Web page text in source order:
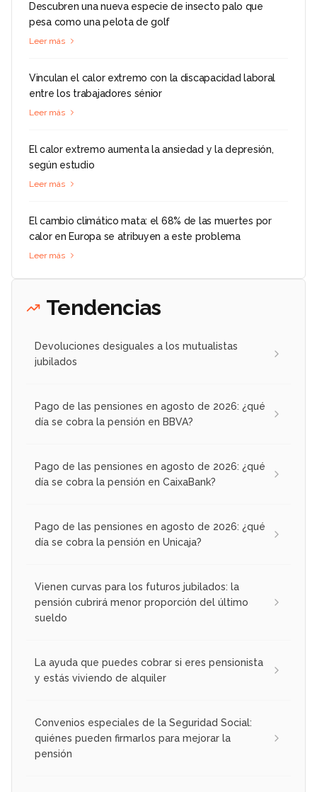
Descubren una nueva especie de insecto palo que
pesa como una pelota de golf
Leer más
Vinculan el calor extremo con la discapacidad laboral
entre los trabajadores sénior
Leer más
El calor extremo aumenta la ansiedad y la depresión,
según estudio
Leer más
El cambio climático mata: el 68% de las muertes por
calor en Europa se atribuyen a este problema
Leer más
Tendencias
Devoluciones desiguales a los mutualistas
jubilados
Pago de las pensiones en agosto de 2026: ¿qué
día se cobra la pensión en BBVA?
Pago de las pensiones en agosto de 2026: ¿qué
día se cobra la pensión en CaixaBank?
Pago de las pensiones en agosto de 2026: ¿qué
día se cobra la pensión en Unicaja?
Vienen curvas para los futuros jubilados: la
pensión cubrirá menor proporción del último
sueldo
La ayuda que puedes cobrar si eres pensionista
y estás viviendo de alquiler
Convenios especiales de la Seguridad Social:
quiénes pueden firmarlos para mejorar la
pensión